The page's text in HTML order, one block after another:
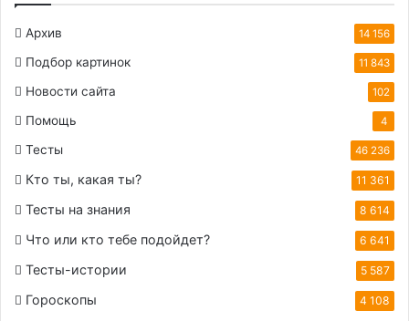
Архив 14 156
Подбор картинок 11 843
Новости сайта 102
Помощь 4
Тесты 46 236
Кто ты, какая ты? 11 361
Тесты на знания 8 614
Что или кто тебе подойдет? 6 641
Тесты-истории 5 587
Гороскопы 4 108